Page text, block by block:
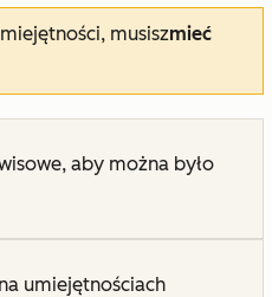
musiszmieć
aby można było
umiejętnościach